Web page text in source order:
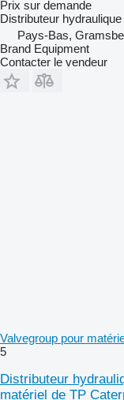
Prix sur demande
Distributeur hydraulique
Pays-Bas,
Brand Equipment
Contacter le vendeur
Valvegroup pour
5
Distributeur
matériel de TP